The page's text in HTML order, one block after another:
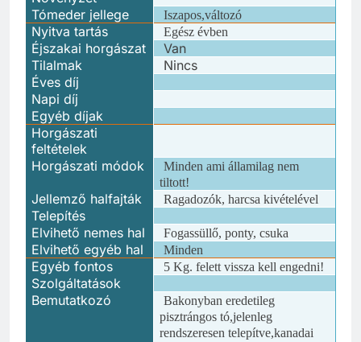
Tómeder jellege
Iszapos,változó
Nyitva tartás Egész évben
Éjszakai horgászat
Van
Tilalmak
Nincs
Éves díj
Napi díj
Egyéb díjak
Horgászati
feltételek
Horgászati módok
Minden ami államilag nem
tiltott!
Jellemző halfajták Ragadozók, harcsa kivételével
Telepítés
Elvihető nemes hal
Fogassüllő, ponty, csuka
Elvihető egyéb hal Minden
Egyéb fontos 5 Kg. felett vissza kell engedni!
Szolgáltatások
Bemutatkozó
Bakonyban eredetileg
pisztrángos tó,jelenleg
rendszeresen telepítve,kanadai